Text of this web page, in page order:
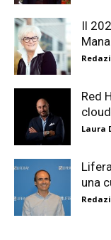
Il
Red
cloud
Laura
una